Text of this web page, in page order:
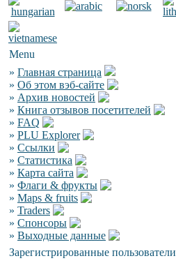
Menu
» Главная страница
» Об этом вэб-сайте
» Архив новостей
» Книга отзывов посетителей
» FAQ
» PLU Explorer
» Ссылки
» Статистика
» Карта сайта
» Флаги & фрукты
» Maps & fruits
» Traders
» Спонсоры
» Выходные данные
Зарегистрированные пользователи